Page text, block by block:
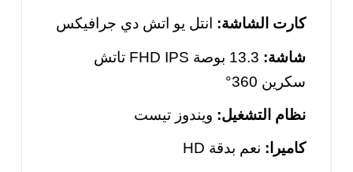
كارت الشاشة: انتل يو اتش دي جرافيكس
شاشة: 13.3 بوصة FHD IPS تاتش
سكرين 360°
نظام التشغيل: ويندوز تيست
كاميرا: نعم بدقة HD